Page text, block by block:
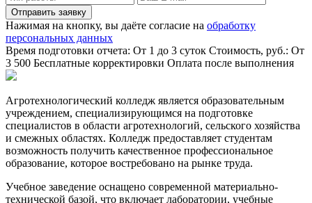
Отправить заявку
Нажимая на кнопку, вы даёте согласие на обработку
персональных данных
Время подготовки отчета: От 1 до 3 суток Стоимость, руб.: От
3 500 Бесплатные корректировки Оплата после выполнения
Агротехнологический колледж является образовательным
учреждением, специализирующимся на подготовке
специалистов в области агротехнологий, сельского хозяйства
и смежных областях. Колледж предоставляет студентам
возможность получить качественное профессиональное
образование, которое востребовано на рынке труда.
Учебное заведение оснащено современной материально-
технической базой, что включает лаборатории, учебные